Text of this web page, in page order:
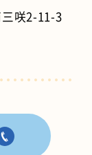
咲2-11-3